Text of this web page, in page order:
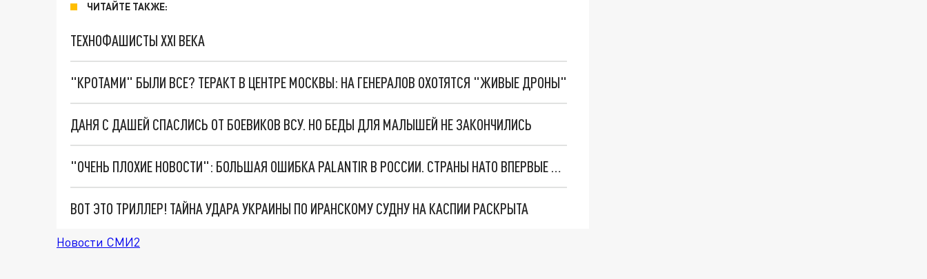
ЧИТАЙТЕ ТАКЖЕ:
ТЕХНОФАШИСТЫ XXI ВЕКА
"КРОТАМИ" БЫЛИ ВСЕ? ТЕРАКТ В ЦЕНТРЕ МОСКВЫ: НА ГЕНЕРАЛОВ ОХОТЯТСЯ "ЖИВЫЕ ДРОНЫ"
ДАНЯ С ДАШЕЙ СПАСЛИСЬ ОТ БОЕВИКОВ ВСУ. НО БЕДЫ ДЛЯ МАЛЫШЕЙ НЕ ЗАКОНЧИЛИСЬ
"ОЧЕНЬ ПЛОХИЕ НОВОСТИ": БОЛЬШАЯ ОШИБКА PALANTIR В РОССИИ. СТРАНЫ НАТО ВПЕРВЫЕ ЗА СВО ОСТАНОВИЛИ ПОСТАВКИ ОРУЖИЯ. ВСУ ТЕРЯЮТ ПРИГРАНИЧЬЕ?
ВОТ ЭТО ТРИЛЛЕР! ТАЙНА УДАРА УКРАИНЫ ПО ИРАНСКОМУ СУДНУ НА КАСПИИ РАСКРЫТА
Новости СМИ2